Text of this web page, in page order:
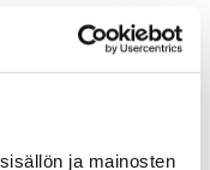
ja mainosten
ovat
joilla on